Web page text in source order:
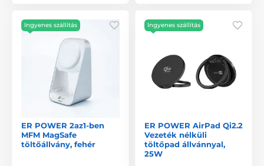
Ingyenes szállítás
ER POWER 2az1-ben
MFM MagSafe
töltőállvány, fehér
Ingyenes szállítás
ER POWER AirPad Qi2.2
Vezeték nélküli
töltőpad állvánnyal,
25W